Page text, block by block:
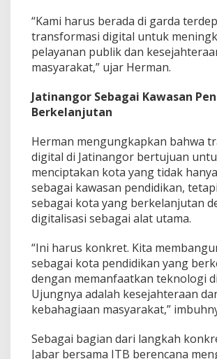
g
i
t
a
“Kami harus berada di garda
transformasi digital untuk
pelayanan publik dan
masyarakat,” ujar Herman.
Jatinangor Sebagai Kawasan
Berkelanjutan
Herman mengungkapkan bahwa
digital di Jatinangor bertujuan
menciptakan kota yang tidak
sebagai kawasan pendidikan,
sebagai kota yang berkelanjutan
digitalisasi sebagai alat utama.
“Ini harus konkret. Kita
sebagai kota pendidikan yang
dengan memanfaatkan teknologi
Ujungnya adalah kesejahteraan
kebahagiaan masyarakat,”
Sebagai bagian dari langkah
Jabar bersama ITB berencana